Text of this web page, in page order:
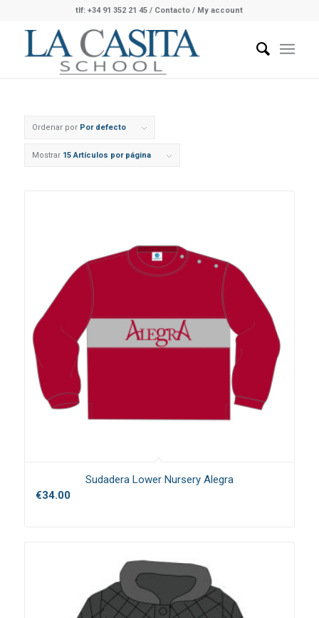
tlf: +34 91 352 21 45 / Contacto/ My account
Ordenar por Por defecto
Mostrar 15 Artículos por página
Sudadera Lower Nursery Alegra
€34.00